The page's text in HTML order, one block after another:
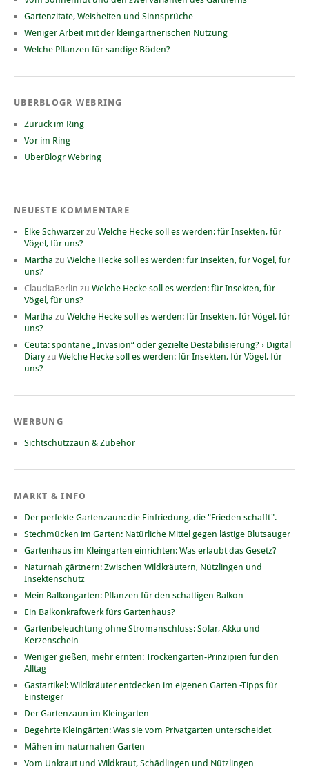
Gartenzitate, Weisheiten und Sinnsprüche
Weniger Arbeit mit der kleingärtnerischen Nutzung
Welche Pflanzen für sandige Böden?
UBERBLOGR WEBRING
Zurück im Ring
Vor im Ring
UberBlogr Webring
NEUESTE KOMMENTARE
Elke Schwarzer zu Welche Hecke soll es werden: für Insekten, für
Vögel, für uns?
Martha zu Welche Hecke soll es werden: für Insekten, für Vögel, für
uns?
ClaudiaBerlin zu Welche Hecke soll es werden: für Insekten, für
Vögel, für uns?
Martha zu Welche Hecke soll es werden: für Insekten, für Vögel, für
uns?
Ceuta: spontane „Invasion“ oder gezielte Destabilisierung? › Digital
Diaryzu Welche Hecke soll es werden: für Insekten, für Vögel, für
uns?
WERBUNG
Sichtschutzzaun & Zubehör
MARKT & INFO
Der perfekte Gartenzaun: die Einfriedung, die "Frieden schafft".
Stechmücken im Garten: Natürliche Mittel gegen lästige Blutsauger
Gartenhaus im Kleingarten einrichten: Was erlaubt das Gesetz?
Naturnah gärtnern: Zwischen Wildkräutern, Nützlingen und
Insektenschutz
Mein Balkongarten: Pflanzen für den schattigen Balkon
Ein Balkonkraftwerk fürs Gartenhaus?
Gartenbeleuchtung ohne Stromanschluss: Solar, Akku und
Kerzenschein
Weniger gießen, mehr ernten: Trockengarten-Prinzipien für den
Alltag
Gastartikel: Wildkräuter entdecken im eigenen Garten -Tipps für
Einsteiger
Der Gartenzaun im Kleingarten
Begehrte Kleingärten: Was sie vom Privatgarten unterscheidet
Mähen im naturnahen Garten
Vom Unkraut und Wildkraut, Schädlingen und Nützlingen